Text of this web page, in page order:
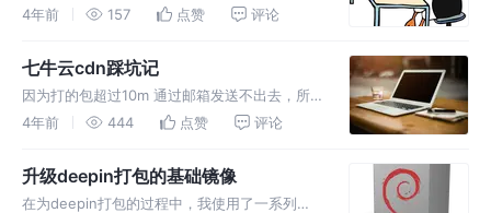
发版了。 加上最近用edge比较多，国庆期间也
交了三个软件更新给deepin 今天临下班的时
4年前 157 点赞 评论
七牛云cdn踩坑记
因为打的包超过10m 通过邮箱发送不出去，所
以使用了七牛云做持久化存储。 但是之前没有
现： 打包时，同一个版本多次打包，下载链接
是不变的，比如 http:
4年前 444 点赞 评论
升级deepin打包的基础镜像
在为deepin打包的过程中，我使用了一系列免